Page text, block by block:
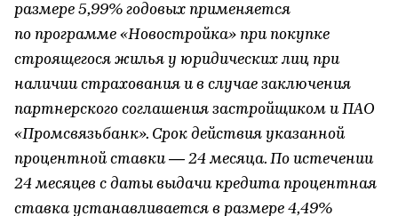
размере 5,99% годовых применяется
по программе «Новостройка» при покупке
строящегося жилья у юридических лиц при
наличии страхования и в случае заключения
партнерского соглашения застройщиком и ПАО
«Промсвязьбанк». Срок действия указанной
процентной ставки — 24 месяца. По истечении
24 месяцев с даты выдачи кредита процентная
ставка устанавливается в размере 4,49%